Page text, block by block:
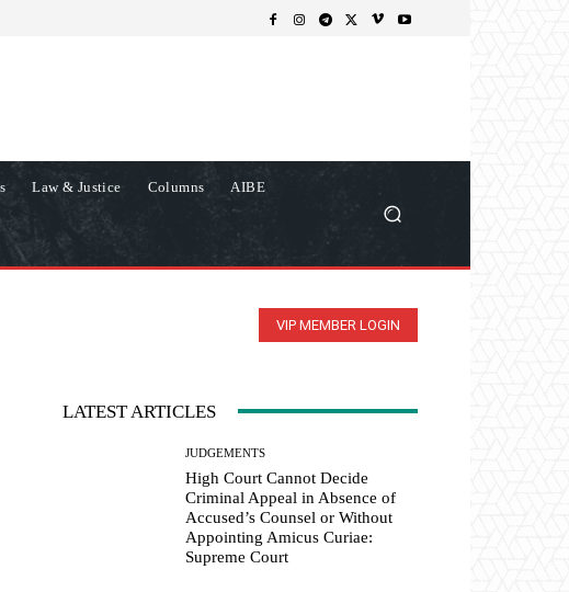
Law & Justice Columns AIBE
VIP MEMBER LOGIN
LATEST ARTICLES
JUDGEMENTS
High Court Cannot Decide
Criminal Appeal in Absence of
Accused’s Counsel or Without
Appointing Amicus Curiae:
Supreme Court